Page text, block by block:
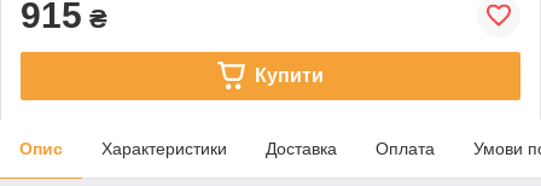
915 ₴
Купити
Опис Характеристики Доставка Оплата Умови